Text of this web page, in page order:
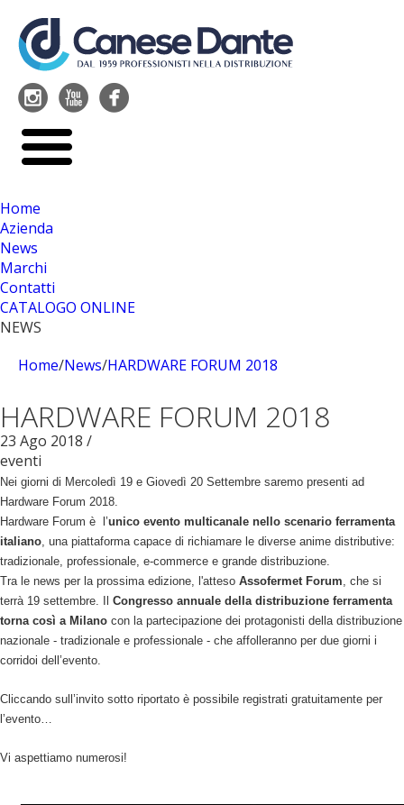
  
Home
Azienda
News
Marchi
Contatti
CATALOGO ONLINE
NEWS
Home/News/HARDWARE FORUM 2018
HARDWARE FORUM 2018
23 Ago 2018 /
eventi
Nei giorni di Mercoledì 19 e Giovedì 20 Settembre saremo presenti ad
Hardware Forum 2018.
Hardware Forum è l’unico evento multicanale nello scenario ferramenta
italiano, una piattaforma capace di richiamare le diverse anime distributive:
tradizionale, professionale, e-commerce e grande distribuzione.
Tra le news per la prossima edizione, l'atteso Assofermet Forum, che si
terrà 19 settembre. Il Congresso annuale della distribuzione ferramenta
torna così a Milano con la partecipazione dei protagonisti della distribuzione
nazionale - tradizionale e professionale - che affolleranno per due giorni i
corridoi dell’evento.
Cliccando sull’invito sotto riportato è possibile registrati gratuitamente per
l’evento…
Vi aspettiamo numerosi!